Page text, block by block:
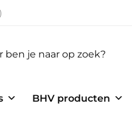
BHV producten